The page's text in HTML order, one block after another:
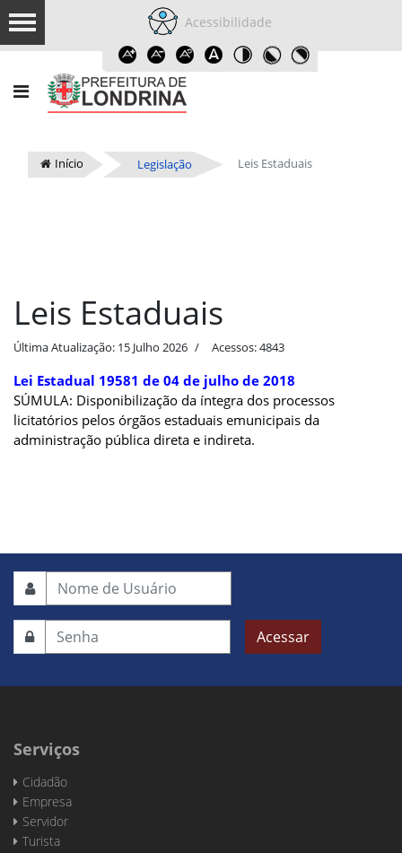
Acessibilidade
Início Legislação Leis Estaduais
Leis Estaduais
Última Atualização: 15 Julho 2026 Acessos: 4843
Lei Estadual 19581 de 04 de julho de 2018
SÚMULA: Disponibilização da íntegra dos processos
licitatórios pelos órgãos estaduais emunicipais da
administração pública direta e indireta.
Acessar
Serviços
Cidadão
Empresa
Servidor
Turista